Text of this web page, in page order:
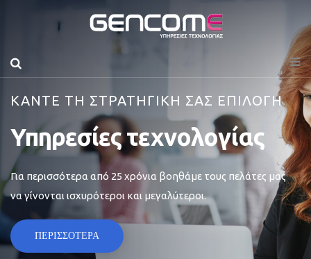
ΚΑΝΤΕ ΤΗ ΣΤΡΑΤΗΓΙΚΗ ΣΑΣ ΕΠΙΛΟΓΗ
Υπηρεσίες τεχνολογίας
Για περισσότερα από 25 χρόνια βοηθάμε τους πελάτες μας
να γίνονται ισχυρότεροι και μεγαλύτεροι.
ΠΕΡΙΣΣΟΤΕΡΑ